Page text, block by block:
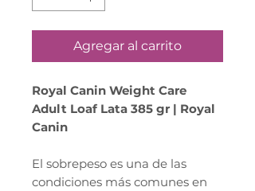
Agregar al carrito
Royal Canin Weight Care
Adult Loaf Lata 385 gr | Royal
Canin
El sobrepeso es una de las
condiciones más comunes en